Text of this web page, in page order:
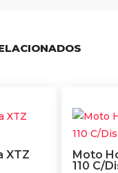
XTZ
Moto
110 C/